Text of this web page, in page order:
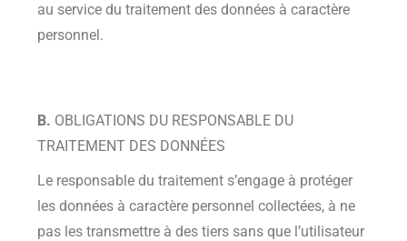
au service du traitement des données à caractère
personnel.
B. OBLIGATIONS DU RESPONSABLE DU
TRAITEMENT DES DONNÉES
Le responsable du traitement s’engage à protéger
les données à caractère personnel collectées, à ne
pas les transmettre à des tiers sans que l’utilisateur